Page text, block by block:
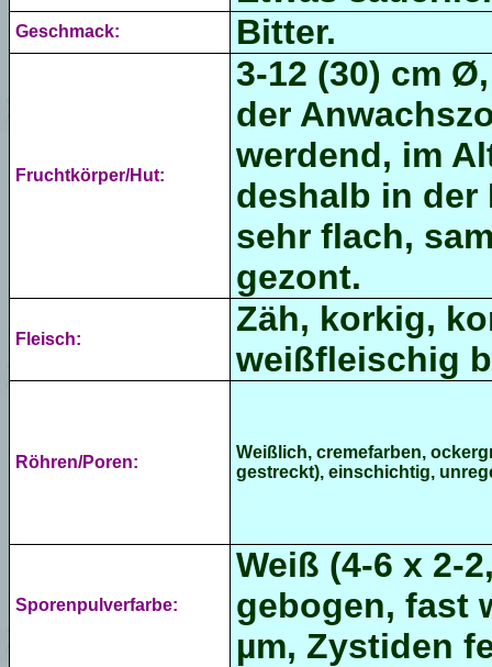
Geschmack: Bitter.
Fruchtkörper/Hut:
3-12 (30) cm
der
werdend, im
deshalb in der
sehr flach,
gezont.
Fleisch:
Zäh, korkig,
weißfleischig
Röhren/Poren:
Weißlich, cremefarben,
gestreckt), einschichtig,
Sporenpulverfarbe:
Weiß (4-6 x 2-
gebogen, fast
µm, Zystiden